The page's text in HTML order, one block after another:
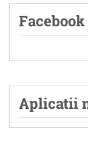
Facebook
Aplicatii